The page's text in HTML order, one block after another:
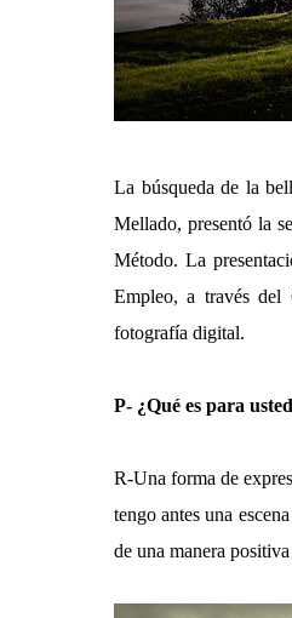
La búsqueda de la
Mellado, presentó la
Método. La
Empleo, a través del
fotografía digital.
P- ¿Qué es para
R-Una forma de
tengo antes una
de una manera